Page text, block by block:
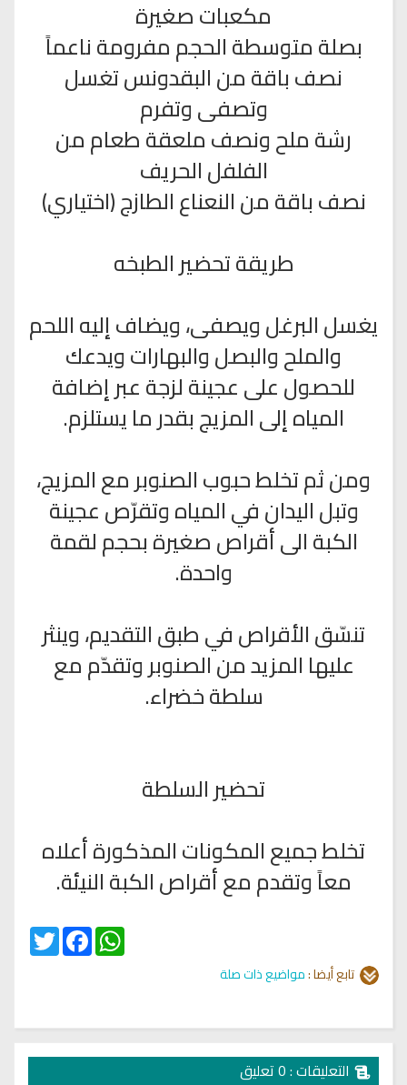
مكعبات صغيرة
بصلة متوسطة الحجم مفرومة ناعماً
نصف باقة من البقدونس تغسل
وتصفى وتفرم
رشة ملح ونصف ملعقة طعام من
الفلفل الحريف
نصف باقة من النعناع الطازج (اختياري)
طريقة تحضير الطبخه
يغسل البرغل ويصفى، ويضاف إليه اللحم
والملح والبصل والبهارات ويدعك
للحصول على عجينة لزجة عبر إضافة
المياه إلى المزيج بقدر ما يستلزم.
ومن ثم تخلط حبوب الصنوبر مع المزيج،
وتبل اليدان في المياه وتقرّص عجينة
الكبة الى أقراص صغيرة بحجم لقمة
واحدة.
تنسّق الأقراص في طبق التقديم، وينثر
عليها المزيد من الصنوبر وتقدّم مع
سلطة خضراء.
تحضير السلطة
تخلط جميع المكونات المذكورة أعلاه
معاً وتقدم مع أقراص الكبة النيئة.
Twitter
FacebookWhatsApp
تابع أيضا :مواضيع ذات صلة
التعليقات : 0 تعليق